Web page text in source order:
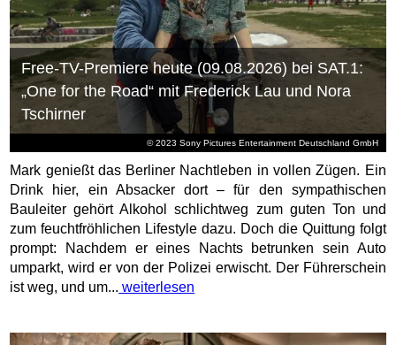
Free-TV-Premiere heute (09.08.2026) bei SAT.1:
„One for the Road“ mit Frederick Lau und Nora
Mark genießt das Berliner Nachtleben in vollen Zügen. Ein
Drink hier, ein Absacker dort – für den sympathischen
Bauleiter gehört Alkohol schlichtweg zum guten Ton und
zum feuchtfröhlichen Lifestyle dazu. Doch die Quittung folgt
prompt: Nachdem er eines Nachts betrunken sein Auto
umparkt, wird er von der Polizei erwischt. Der Führerschein